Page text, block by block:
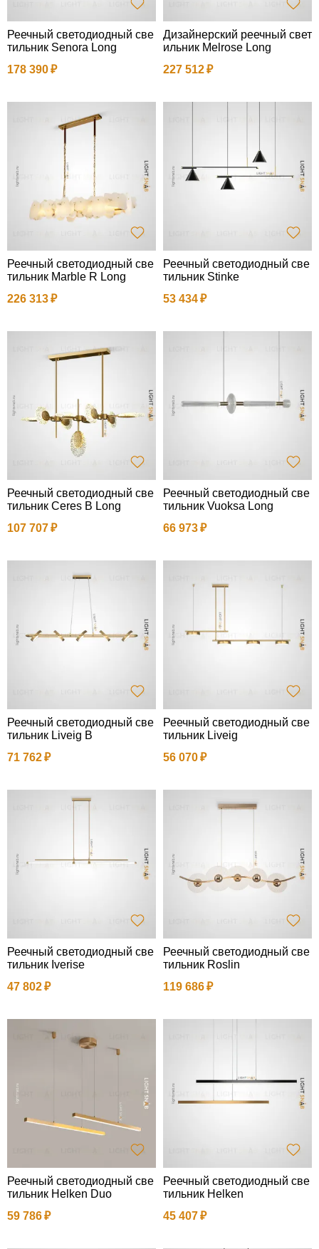
Реечный светодиодный све
тильник Senora Long
178 390
Дизайнерский реечный свет
ильник Melrose Long
227 512
Реечный светодиодный све
тильник Marble R Long
226 313
Реечный светодиодный све
тильник Stinke
53 434
Реечный светодиодный све
тильник Ceres B Long
107 707
Реечный светодиодный све
тильник Vuoksa Long
66 973
Реечный светодиодный све
тильник Liveig B
71 762
Реечный светодиодный све
тильник Liveig
56 070
Реечный светодиодный све
тильник Iverise
47 802
Реечный светодиодный све
тильник Roslin
119 686
Реечный светодиодный све
тильник Helken Duo
59 786
Реечный светодиодный све
тильник Helken
45 407